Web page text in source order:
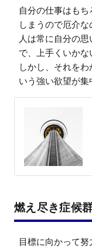
自分の仕事はも
しまうので厄介な
人は常に自分の
で、上手くいかな
しかし、それを
いう強い欲望が集
燃え尽き症候
目標に向かって